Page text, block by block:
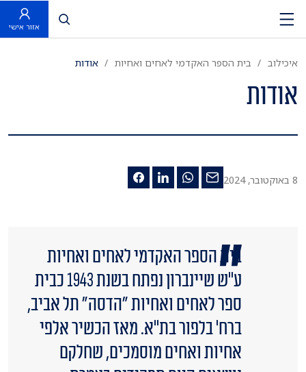
פתח חיפוש
אזור אישי
איכילוב בית הספר האקדמי לאחים ואחיות אודות
אודות
8 באוקטובר, 2024
בית הספר האקדמי לאחים ואחיות
ע"ש שיינברון נפתח בשנת 1943 כבית
ספר לאחים ואחיות ”הדסה” תל אביב,
ברח' בלפור בת"א. מאז הכשיר אלפי
אחיות ואחים מוסמכים, שחלקם